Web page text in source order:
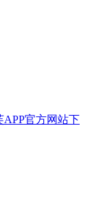
官方网站下